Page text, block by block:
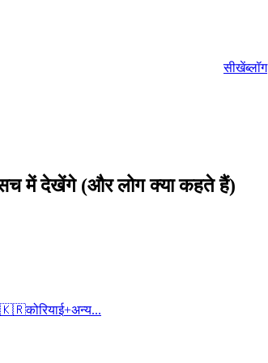
सीखेंब्लॉग
में देखेंगे (और लोग क्या कहते हैं)
🇰🇷कोरियाई+अन्य...